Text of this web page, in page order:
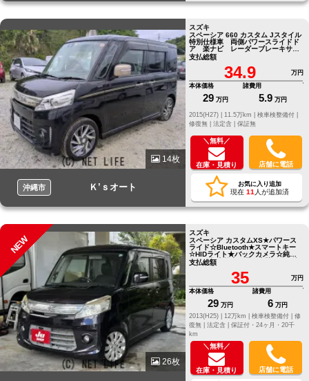
14枚
沖縄市 Ｋ’ｓオート
スズキ
スペーシア 660 カスタム Jスタイル
特別仕様車 両側パワースライドド
ア 楽ナビ レーダーブレーキサポ
ート
支払総額
34.9
万円
本体価格
29 万円
諸費用
5.9 万円
修復無 | 法定含 | 保証無
＼無料／
在庫・見積り 店舗に電話
お気に入り追加
現在 11 人が追加済
NEW
26枚
スズキ
スペーシア カスタムXS★パワース
ライド☆Bluetooth★スマートキー
☆HIDライト★バックカメラ☆純正ア
ルミ★無事故車☆早い者勝ち★ ●他
店にてローンNGだったお客様でも
お気軽にご相談ください●LINE
ID[@805icatl]
支払総額
35
万円
本体価格
29 万円
諸費用
6 万円
2013(H25) |
12万km | 検車検整備付 | 修
復無 | 法定含 | 保証付・24ヶ月・20千
km
＼無料／
在庫・見積り 店舗に電話